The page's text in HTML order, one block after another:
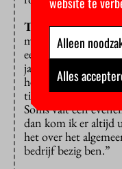
Tijd
“De ene
maand stromen ze
een maand waarin
jaarafsluitingen.
het jaar weer wordt
tien uur per week
Soms valt een
dan kom ik er altijd
het over het
bedrijf bezig ben.”
Alleen
Alles